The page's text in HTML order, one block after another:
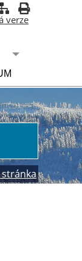
verze